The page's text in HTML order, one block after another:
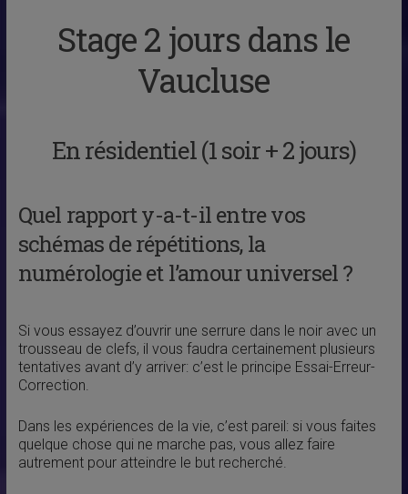
Stage 2 jours dans le
Vaucluse
En résidentiel (1 soir + 2 jours)
Quel rapport y-a-t-il entre vos
schémas de répétitions, la
numérologie et l’amour universel ?
Si vous essayez d’ouvrir une serrure dans le noir avec un
trousseau de clefs, il vous faudra certainement plusieurs
tentatives avant d’y arriver: c’est le principe Essai-Erreur-
Correction.
Dans les expériences de la vie, c’est pareil: si vous faites
quelque chose qui ne marche pas, vous allez faire
autrement pour atteindre le but recherché.